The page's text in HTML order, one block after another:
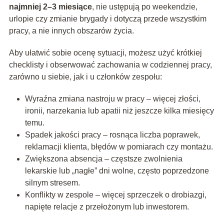
najmniej 2–3 miesiące, nie ustępują po weekendzie,
urlopie czy zmianie brygady i dotyczą przede wszystkim
pracy, a nie innych obszarów życia.
Aby ułatwić sobie ocenę sytuacji, możesz użyć krótkiej
checklisty i obserwować zachowania w codziennej pracy,
zarówno u siebie, jak i u członków zespołu:
Wyraźna zmiana nastroju w pracy – więcej złości,
ironii, narzekania lub apatii niż jeszcze kilka miesięcy
temu.
Spadek jakości pracy – rosnąca liczba poprawek,
reklamacji klienta, błędów w pomiarach czy montażu.
Zwiększona absencja – częstsze zwolnienia
lekarskie lub „nagłe” dni wolne, często poprzedzone
silnym stresem.
Konflikty w zespole – więcej sprzeczek o drobiazgi,
napięte relacje z przełożonym lub inwestorem.